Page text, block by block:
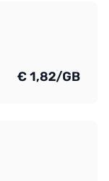
€ 1,82/GB